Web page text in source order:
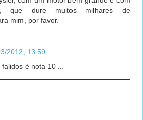
que dure muitos milhares de
mim, por favor.
2012, 13:59
falidos é nota 10 ...